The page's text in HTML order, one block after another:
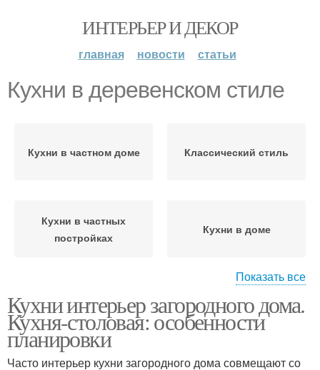
ИНТЕРЬЕР И ДЕКОР
главная новости статьи
Кухни в деревенском стиле
Кухни в частном доме Классический стиль
Кухни в частных
постройках
Кухни в доме
Кухни в сельском доме
Показать все
Кухни интерьер загородного дома.
Кухня-столовая: особенности
планировки
Часто интерьер кухни загородного дома совмещают со